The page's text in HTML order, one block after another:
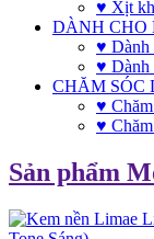
♥ Xịt
DÀNH CHO
♥ Dành
♥ Dành
CHĂM SÓC
♥
♥
Sản phẩm